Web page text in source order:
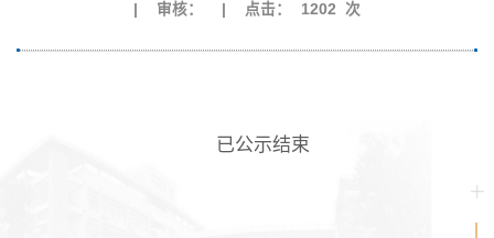
审核： 点击： 1202 次
已公示结束